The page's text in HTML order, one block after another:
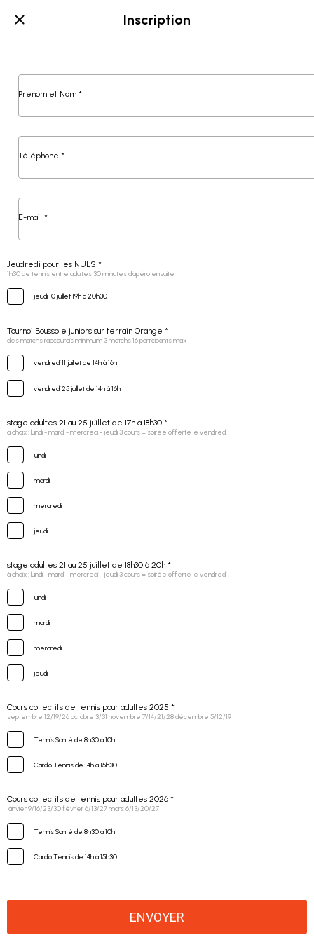
Inscription
Prénom et Nom *
Téléphone *
E-mail *
Jeudredi pour les NULS *
1h30 de tennis entre adultes 30 minutes d’apéro ensuite
jeudi 10 juillet 19h à 20h30
Tournoi Boussole juniors sur terrain Orange *
des matchs raccourcis minimum 3 matchs 16 participants max
vendredi 11 juillet de 14h à 16h
vendredi 25 juillet de 14h à 16h
stage adultes 21 au 25 juillet de 17h à 18h30 *
à choix : lundi - mardi - mercredi - jeudi 3 cours = soirée offerte le vendredi !
lundi
mardi
mercredi
jeudi
stage adultes 21 au 25 juillet de 18h30 à 20h *
à choix : lundi - mardi - mercredi - jeudi 3 cours = soirée offerte le vendredi !
lundi
mardi
mercredi
jeudi
Cours collectifs de tennis pour adultes 2025 *
septembre 12/19/26 octobre 3/31 novembre 7/14/21/28 décembre 5/12/19
Tennis Santé de 8h30 à 10h
Cardio Tennis de 14h à 15h30
Cours collectifs de tennis pour adultes 2026 *
janvier 9/16/23/30 février 6/13/27 mars 6/13/20/27
Tennis Santé de 8h30 à 10h
Cardio Tennis de 14h à 15h30
ENVOYER